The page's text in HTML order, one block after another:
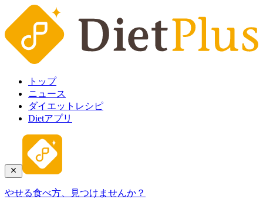
トップ
ニュース
ダイエットレシピ
Dietアプリ
やせる食べ方、見つけませんか？